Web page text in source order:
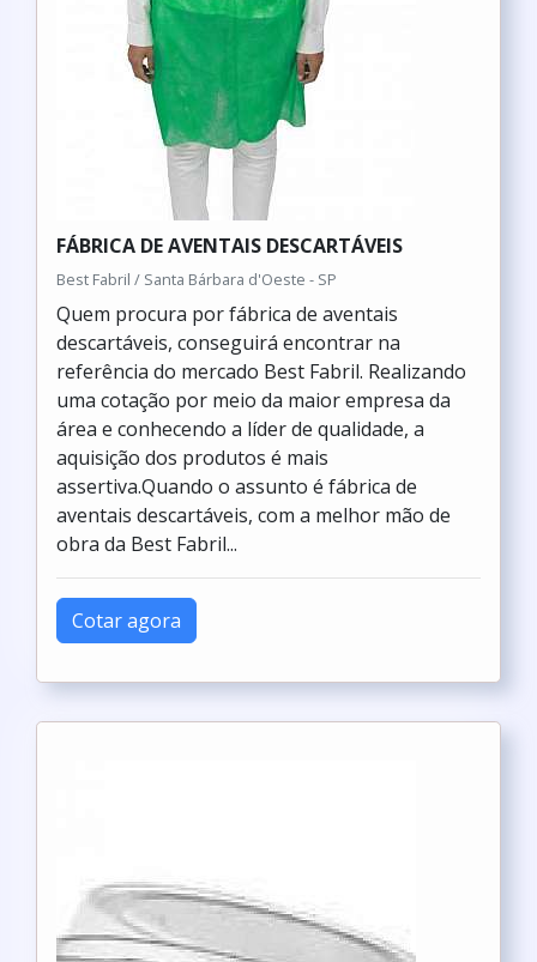
FÁBRICA DE AVENTAIS DESCARTÁVEIS
Best Fabril / Santa Bárbara d'Oeste - SP
Quem procura por fábrica de aventais
descartáveis, conseguirá encontrar na
referência do mercado Best Fabril. Realizando
uma cotação por meio da maior empresa da
área e conhecendo a líder de qualidade, a
aquisição dos produtos é mais
assertiva.Quando o assunto é fábrica de
aventais descartáveis, com a melhor mão de
obra da Best Fabril...
Cotar agora